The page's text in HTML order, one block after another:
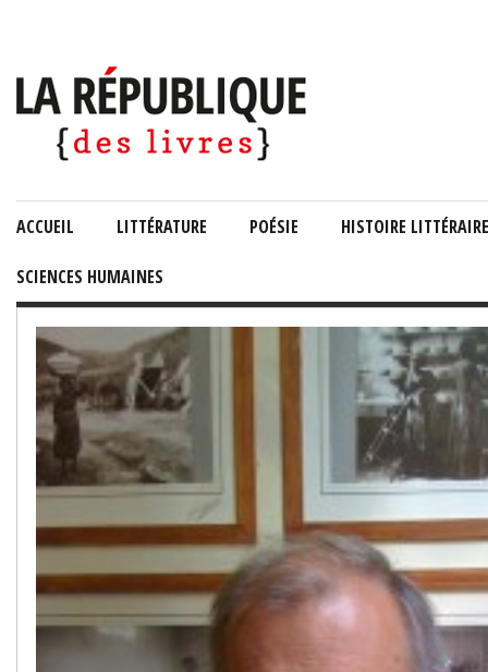
ACCUEIL LITTÉRATURE POÉSIE HISTOIRE LITTÉRAIRE
SCIENCES HUMAINES